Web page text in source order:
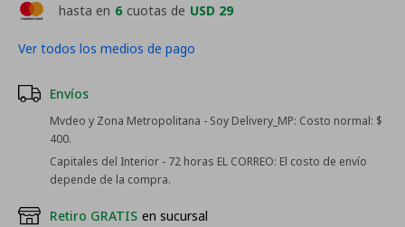
hasta en 6 cuotas de USD 29
Ver todos los medios de pago
Envíos
Mvdeo y Zona Metropolitana - Soy Delivery_MP: Costo normal: $
400.
Capitales del Interior - 72 horas EL CORREO: El costo de envío
depende de la compra.
Retiro GRATIS en sucursal